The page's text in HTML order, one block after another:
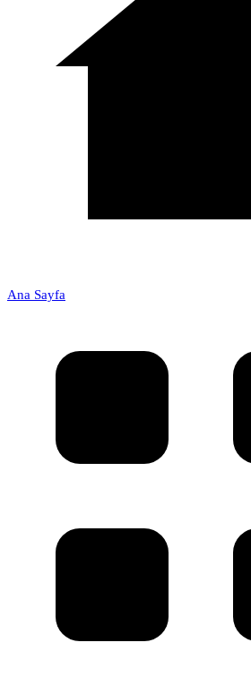
Ana Sayfa